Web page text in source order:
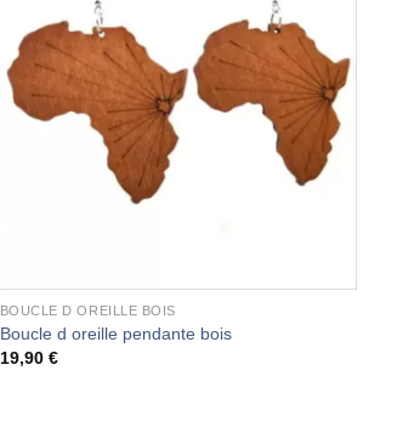
BOUCLE D OREILLE BOIS
Boucle d oreille pendante bois
19,90 €